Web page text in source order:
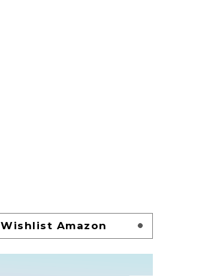
Wishlist Amazon